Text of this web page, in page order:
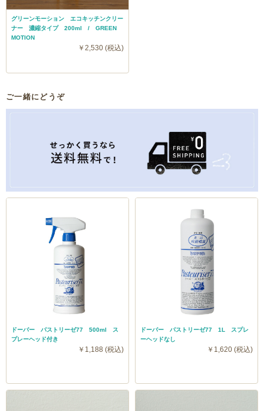
グリーンモーション エコキッチンクリー
ナー 濃縮タイプ 200ml / GREEN
MOTION
￥2,530 (税込)
ご一緒にどうぞ
ドーバー パストリーゼ77 500ml ス
プレーヘッド付き
￥1,188 (税込)
ドーバー パストリーゼ77 1L スプレ
ーヘッドなし
￥1,620 (税込)